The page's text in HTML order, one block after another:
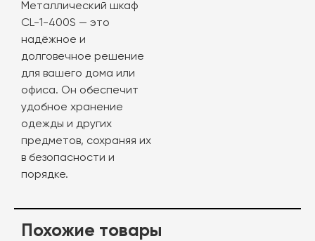
Металлический шкаф
CL-1-400S — это
надёжное и
долговечное решение
для вашего дома или
офиса. Он обеспечит
удобное хранение
одежды и других
предметов, сохраняя их
в безопасности и
порядке.
Похожие товары